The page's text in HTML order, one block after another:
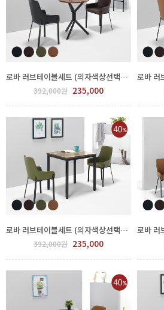
로바 러브테이블세트 (의자색상선택) FPP77-0001.2
392,000원 235,000
로바 러브테이블세트 (의자색상선택) FPP77-0005.7
392,000원 235,000